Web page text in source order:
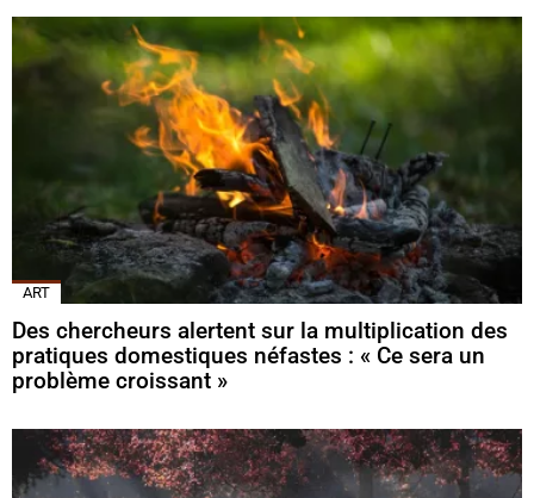
ART
Des chercheurs alertent sur la multiplication des
pratiques domestiques néfastes : « Ce sera un
problème croissant »